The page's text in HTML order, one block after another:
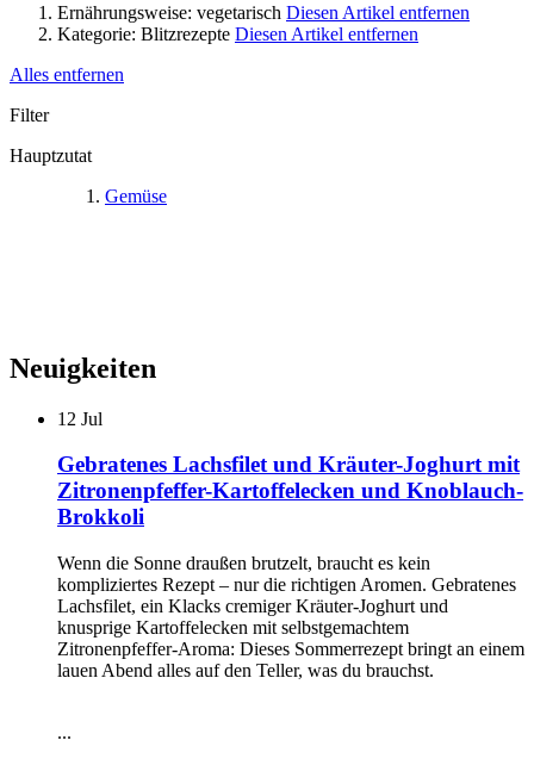
Ernährungsweise: vegetarisch Diesen Artikel entfernen
Kategorie: Blitzrezepte Diesen Artikel entfernen
Alles entfernen
Filter
Hauptzutat
Gemüse
Neuigkeiten
12 Jul
Gebratenes Lachsfilet und Kräuter-Joghurt mit
Zitronenpfeffer-Kartoffelecken und Knoblauch-
Brokkoli
Wenn die Sonne draußen brutzelt, braucht es kein
kompliziertes Rezept – nur die richtigen Aromen. Gebratenes
Lachsfilet, ein Klacks cremiger Kräuter-Joghurt und
knusprige Kartoffelecken mit selbstgemachtem
Zitronenpfeffer-Aroma: Dieses Sommerrezept bringt an einem
lauen Abend alles auf den Teller, was du brauchst.
...